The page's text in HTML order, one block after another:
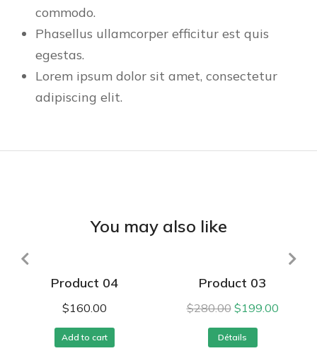
commodo.
Phasellus ullamcorper efficitur est quis
egestas.
Lorem ipsum dolor sit amet, consectetur
adipiscing elit.
You may also like
Product 04
$160.00
Add to cart
Product 03
$280.00 $199.00
Détails